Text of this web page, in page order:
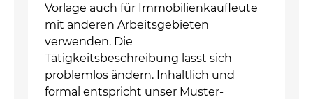
Vorlage auch für Immobilienkaufleute
mit anderen Arbeitsgebieten
verwenden. Die
Tätigkeitsbeschreibung lässt sich
problemlos ändern. Inhaltlich und
formal entspricht unser Muster-